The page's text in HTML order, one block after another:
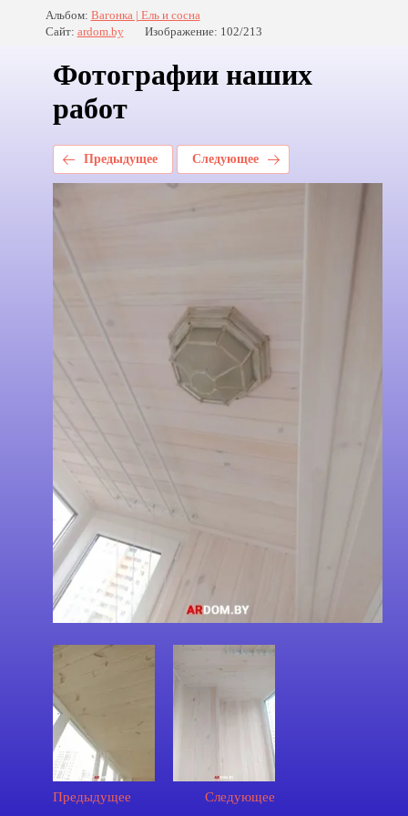
Альбом: Вагонка | Ель и сосна
Сайт: ardom.by Изображение: 102/213
Фотографии наших
работ
Предыдущее Следующее
Предыдущее Следующее